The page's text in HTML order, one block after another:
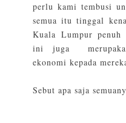
perlu kami tembusi
semua itu tinggal
Kuala Lumpur penuh
ini juga
ekonomi kepada
Sebut apa saja